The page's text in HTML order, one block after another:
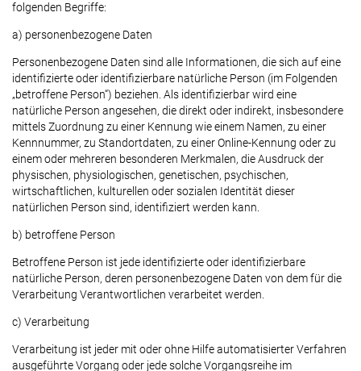
folgenden Begriffe:
a) personenbezogene Daten
Personenbezogene Daten sind alle Informationen, die sich auf eine
identifizierte oder identifizierbare natürliche Person (im Folgenden
„betroffene Person“) beziehen. Als identifizierbar wird eine
natürliche Person angesehen, die direkt oder indirekt, insbesondere
mittels Zuordnung zu einer Kennung wie einem Namen, zu einer
Kennnummer, zu Standortdaten, zu einer Online-Kennung oder zu
einem oder mehreren besonderen Merkmalen, die Ausdruck der
physischen, physiologischen, genetischen, psychischen,
wirtschaftlichen, kulturellen oder sozialen Identität dieser
natürlichen Person sind, identifiziert werden kann.
b) betroffene Person
Betroffene Person ist jede identifizierte oder identifizierbare
natürliche Person, deren personenbezogene Daten von dem für die
Verarbeitung Verantwortlichen verarbeitet werden.
c) Verarbeitung
Verarbeitung ist jeder mit oder ohne Hilfe automatisierter Verfahren
ausgeführte Vorgang oder jede solche Vorgangsreihe im